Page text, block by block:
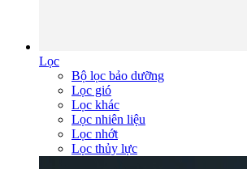
Lọc
Bộ lọc bảo dưỡng
Lọc gió
Lọc khác
Lọc nhiên liệu
Lọc nhớt
Lọc thủy lực